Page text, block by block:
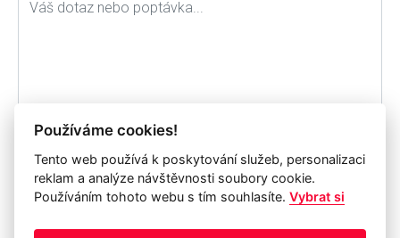
Souhlasím se zpracováním osobních údajů a jejich
archivací pro potřebu společnosti IP Systém a.s. po dobu
Používáme cookies!
Tento web používá k poskytování služeb, personalizaci
reklam a analýze návštěvnosti soubory cookie.
Používáním tohoto webu s tím souhlasíte.Vybrat si